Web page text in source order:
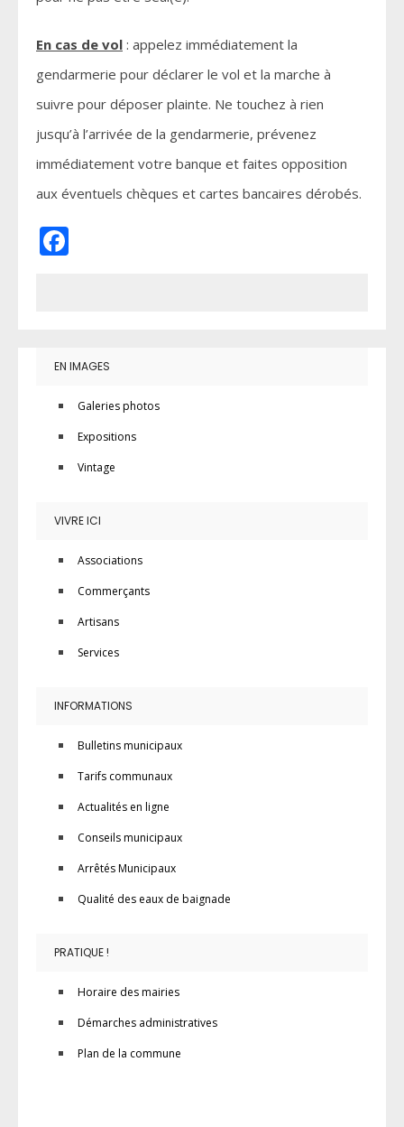
En cas de vol : appelez immédiatement la
gendarmerie pour déclarer le vol et la marche à
suivre pour déposer plainte. Ne touchez à rien
jusqu’à l’arrivée de la gendarmerie, prévenez
immédiatement votre banque et faites opposition
aux éventuels chèques et cartes bancaires dérobés.
EN IMAGES
Galeries photos
Expositions
Vintage
VIVRE ICI
Associations
Commerçants
Artisans
Services
INFORMATIONS
Bulletins municipaux
Tarifs communaux
Actualités en ligne
Conseils municipaux
Arrêtés Municipaux
Qualité des eaux de baignade
PRATIQUE !
Horaire des mairies
Démarches administratives
Plan de la commune